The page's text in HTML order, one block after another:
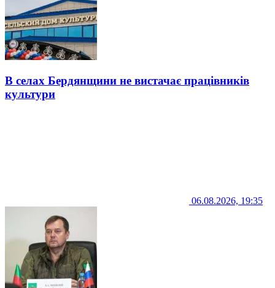
В селах Бердянщини не вистачає працівників
культури
06.08.2026, 19:35